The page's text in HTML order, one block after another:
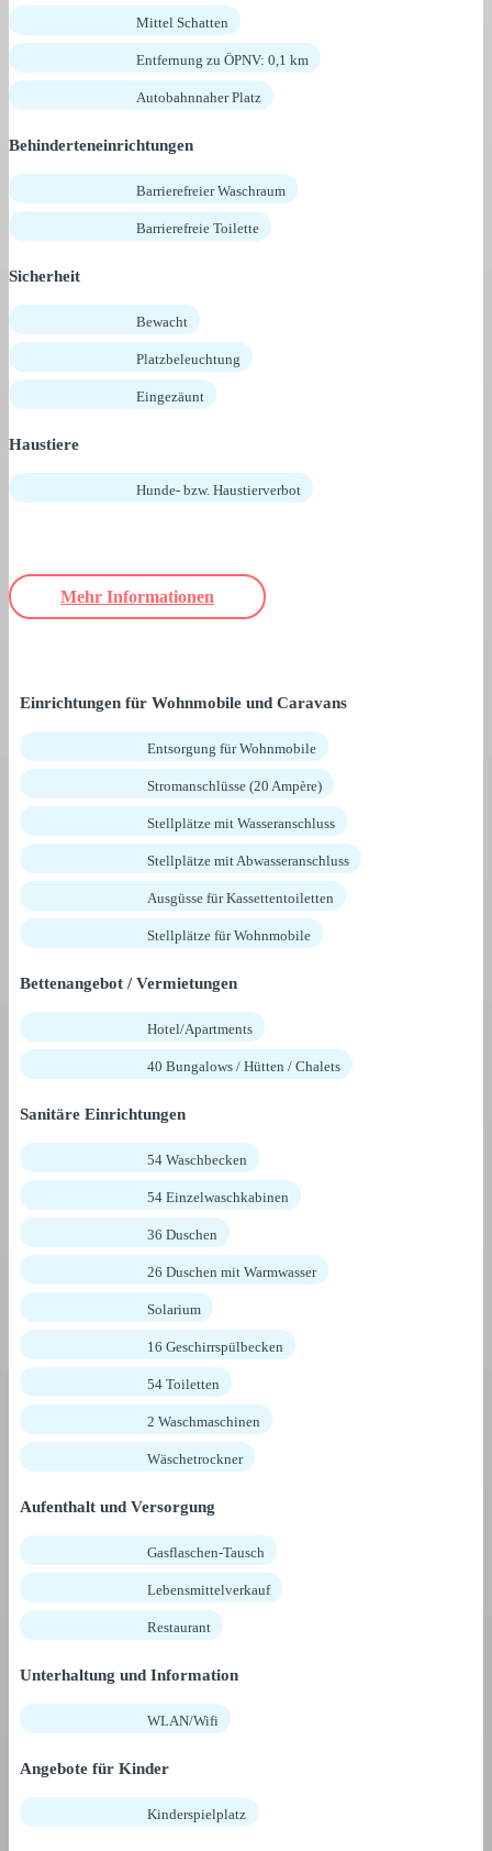
Mittel Schatten
Entfernung zu ÖPNV: 0,1 km
Autobahnnaher Platz
Behinderteneinrichtungen
Barrierefreier Waschraum
Barrierefreie Toilette
Sicherheit
Bewacht
Platzbeleuchtung
Eingezäunt
Haustiere
Hunde- bzw. Haustierverbot
Mehr Informationen
Einrichtungen für Wohnmobile und Caravans
Entsorgung für Wohnmobile
Stromanschlüsse (20 Ampère)
Stellplätze mit Wasseranschluss
Stellplätze mit Abwasseranschluss
Ausgüsse für Kassettentoiletten
Stellplätze für Wohnmobile
Bettenangebot / Vermietungen
Hotel/Apartments
40 Bungalows / Hütten / Chalets
Sanitäre Einrichtungen
54 Waschbecken
54 Einzelwaschkabinen
36 Duschen
26 Duschen mit Warmwasser
Solarium
16 Geschirrspülbecken
54 Toiletten
2 Waschmaschinen
Wäschetrockner
Aufenthalt und Versorgung
Gasflaschen-Tausch
Lebensmittelverkauf
Restaurant
Unterhaltung und Information
WLAN/Wifi
Angebote für Kinder
Kinderspielplatz